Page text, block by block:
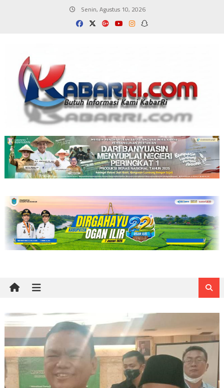
Senin, Agustus 10, 2026